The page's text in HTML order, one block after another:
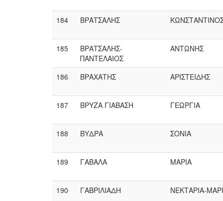
184 ΒΡΑΤΣΑΛΗΣ
185
ΒΡΑΤΣΑΛΗΣ-
ΠΑΝΤΕΛΑΙΟΣ
ΑΝΤΩΝΗΣ
186 ΒΡΑΧΑΤΗΣ ΑΡΙΣΤΕΙΔΗΣ
187 ΒΡΥΖΑ ΓΙΑΒΑΣΗ ΓΕΩΡΓΙΑ
188 ΒΥΔΡΑ ΣΟΝΙΑ
189 ΓΑΒΑΛΑ ΜΑΡΙΑ
190 ΓΑΒΡΙΛΙΑΔΗ ΝΕΚΤΑΡΙΑ-